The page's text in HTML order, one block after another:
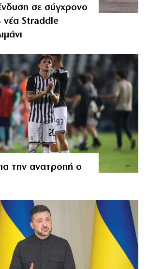
σε σύγχρονο
νέα Straddle
την ανατροπή ο